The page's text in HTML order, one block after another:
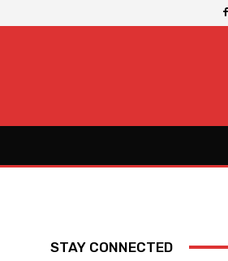
STAY CONNECTED